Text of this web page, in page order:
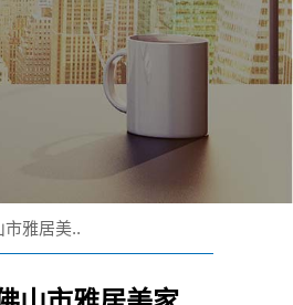
雅居美..